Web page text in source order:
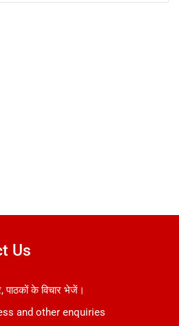
Us
पाठकों के विचार भेजें।
and other enquiries